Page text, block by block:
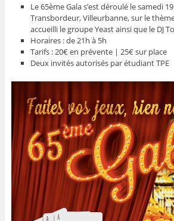
Le 65ème Gala s’est déroulé le samedi
Transbordeur, Villeurbanne, sur le
accueilli le groupe Yeast ainsi que le DJ
Horaires : de 21h à 5h
Tarifs : 20€ en prévente | 25€ sur place
Deux invités autorisés par étudiant TPE